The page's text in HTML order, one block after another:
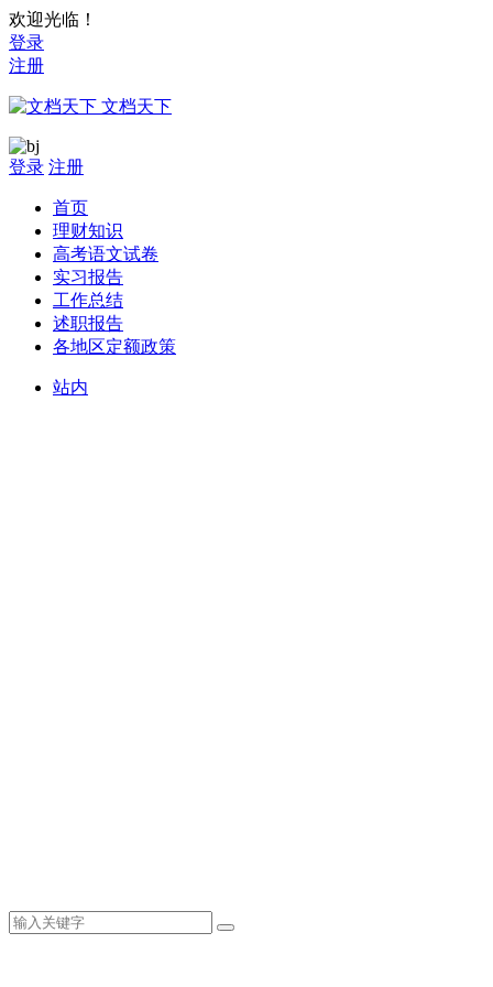
欢迎光临！
登录
注册
文档天下
登录 注册
首页
理财知识
高考语文试卷
实习报告
工作总结
述职报告
各地区定额政策
站内